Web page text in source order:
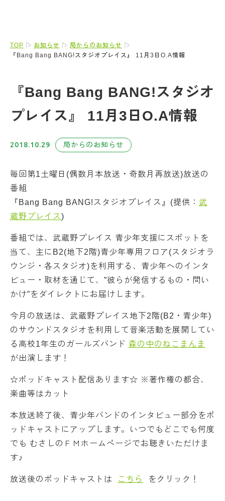
TOP お知らせ
局からのお知らせ
『Bang Bang BANG!スタジオプレイス』 11月3日O.A情報
『Bang Bang BANG!スタジオ
プレイス』 11月3日O.A情報
2018.10.29 局からのお知らせ
毎回第1土曜日(偶数月本放送・奇数月再放送)放送の
番組
『Bang Bang BANG!スタジオプレイス』(提供： 武
蔵野プレイス)
番組では、武蔵野プレイス 青少年支援にスポットを
当て、主にB2(地下2階)青少年専用フロア(スタジオラ
ウンジ・各スタジオ)を利用する、青少年へのインタ
ビュー・取材を通じて、”彼らが発信するもの・問い
かけ”をダイレクトにお届けします。
今月の放送は、武蔵野プレイス地下2階(B2・青少年)
のサウンドスタジオを利用して音楽活動を展開してい
る高校1年生のガールズバンド 森の中のねこまんま
が出演します！
☆ポッドキャスト配信あります☆ ※著作権の都合、
楽曲等はカット
本放送終了後、青少年バンドのインタビュー部分をポ
ッドキャストにアップします。いつでもどこでも何度
でも むさしのＦＭホームページでお聴きいただけま
す♪
放送後のポッドキャストは こちら をクリック！